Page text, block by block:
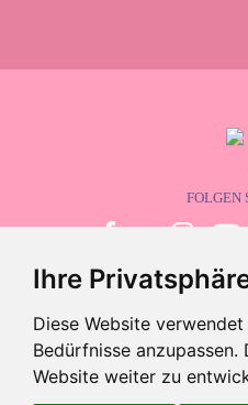
Ihre
Diese Website
Bedürfnisse
Website weiter zu
FOLGEN